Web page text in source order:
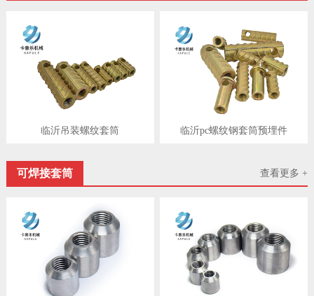
临沂吊装螺纹套筒 临沂pc螺纹钢套筒预埋件
查看更多 +
可焊接套筒